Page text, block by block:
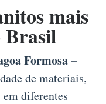
mais
Brasil
Formosa –
de materiais,
diferentes